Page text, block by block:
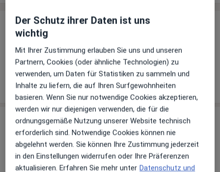
Leistungen
Keine Informationen über Leistungen und Kosten
Auf diesem Profil wurden noch keine Informationen
über Leistungen hinzugefügt.
Sind Sie Madeleine Hein? Arzt-Info
Hinterlegen Sie kostenlos ein Portraitbild, Ihre
Der Schutz ihrer Daten ist uns
wichtig
Mit Ihrer Zustimmung erlauben Sie uns und unseren
Partnern, Cookies (oder ähnliche Technologien) zu
verwenden, um Daten für Statistiken zu sammeln und
Inhalte zu liefern, die auf Ihren Surfgewohnheiten
basieren. Wenn Sie nur notwendige Cookies akzeptieren,
werden wir nur diejenigen verwenden, die für die
ordnungsgemäße Nutzung unserer Website technisch
erforderlich sind. Notwendige Cookies können nie
abgelehnt werden. Sie können Ihre Zustimmung jederzeit
in den Einstellungen widerrufen oder Ihre Präferenzen
aktualisieren. Erfahren Sie mehr unter Datenschutz und